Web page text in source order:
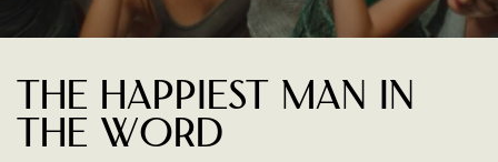
The happiest man in
the word